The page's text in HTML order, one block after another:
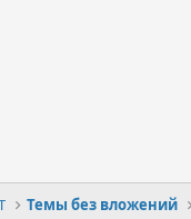
Темы без вложений